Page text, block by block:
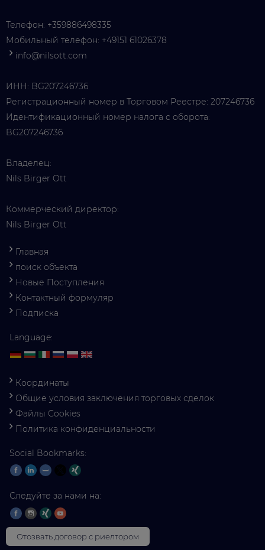
Телефон: +359886498335
Мобильный телефон: +49151 61026378
info@nilsott.com
ИНН: BG207246736
Регистрационный номер в Торговом Реестре: 207246736
Идентификационный номер налога с оборота:
BG207246736
Владелец:
Nils Birger Ott
Коммерческий директор:
Nils Birger Ott
Главная
поиск объекта
Новые Поступления
Контактный формуляр
Подписка
Language:
Координаты
Общие условия заключения торговых сделок
Файлы Cookies
Политика конфиденциальности
Social Bookmarks:
Следуйте за нами на:
Отозвать договор с риелтором